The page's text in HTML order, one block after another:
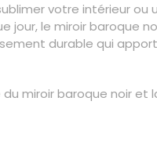
votre intérieur ou
jour, le miroir baroque
durable qui
miroir baroque noir et